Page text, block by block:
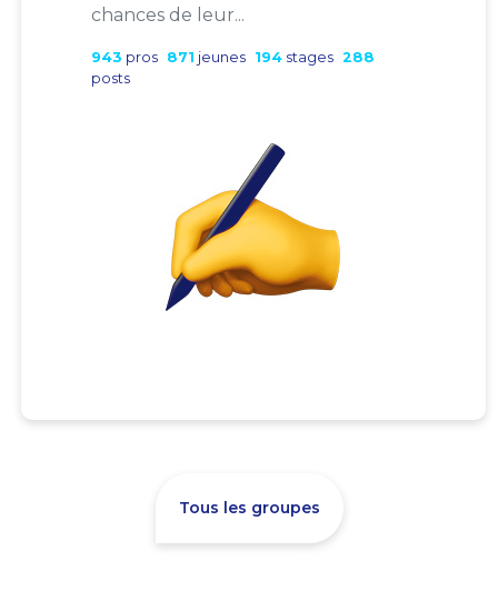
chances de leur...
943 pros 871 jeunes 194 stages 288
posts
Tous les groupes